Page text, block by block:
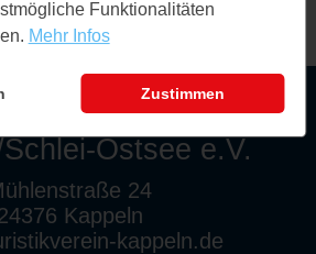
Ostsee e.V.
24
Kappeln
kappeln.de
Funktionalitäten
Mehr Infos
Zustimmen